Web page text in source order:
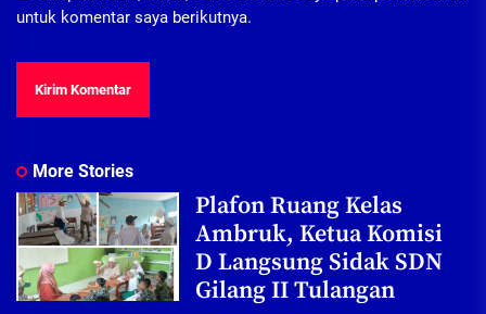
untuk komentar saya berikutnya.
More Stories
Plafon Ruang Kelas
Ambruk, Ketua Komisi
D Langsung Sidak SDN
Gilang II Tulangan